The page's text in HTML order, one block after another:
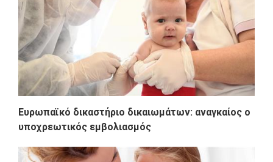
Ευρωπαϊκό δικαστήριο δικαιωμάτων: αναγκαίος ο
υποχρεωτικός εμβολιασμός